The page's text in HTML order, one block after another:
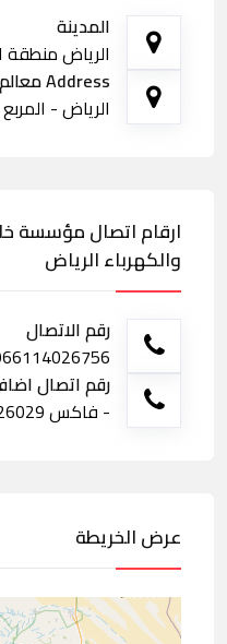
المدينة
الرياض منطقة
Address معالم الطريق
الرياض - المربع
ارقام اتصال مؤسسة
والكهرباء الرياض
رقم الاتصال
رقم اتصال
- فاكس 0114026029
عرض الخريطة